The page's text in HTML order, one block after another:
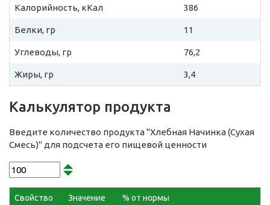
Калорийность, кКал 386
Белки, гр 11
Углеводы, гр 76,2
Жиры, гр 3,4
Калькулятор продукта
Введите количество продукта "Хлебная Начинка (Сухая
Смесь)" для подсчета его пищевой ценности
Свойство Значение % от нормы